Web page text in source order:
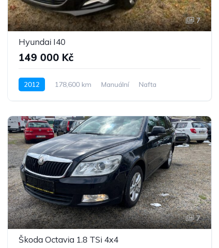
7
Hyundai I40
149 000 Kč
2012 178,600 km Manuální
Nafta
7
Škoda Octavia 1.8 TSi 4x4